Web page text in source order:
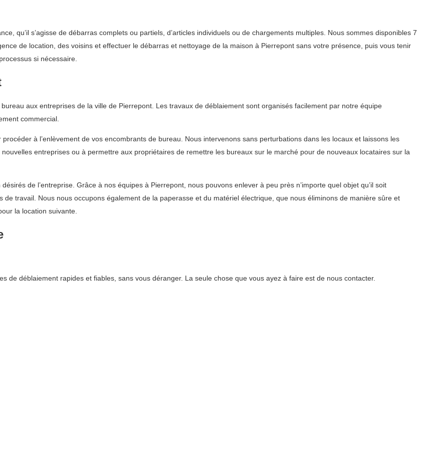
qu’il s’agisse de débarras complets ou partiels, d’articles individuels ou de chargements multiples. Nous sommes disponibles 7
de location, des voisins et effectuer le débarras et nettoyage de la maison à Pierrepont sans votre présence, puis vous tenir
si nécessaire.
aux entreprises de la ville de Pierrepont. Les travaux de déblaiement sont organisés facilement par notre équipe
commercial.
à l’enlèvement de vos encombrants de bureau. Nous intervenons sans perturbations dans les locaux et laissons les
entreprises ou à permettre aux propriétaires de remettre les bureaux sur le marché pour de nouveaux locataires sur la
de l’entreprise. Grâce à nos équipes à Pierrepont, nous pouvons enlever à peu près n’importe quel objet qu’il soit
travail. Nous nous occupons également de la paperasse et du matériel électrique, que nous éliminons de manière sûre et
la location suivante.
de déblaiement rapides et fiables, sans vous déranger. La seule chose que vous ayez à faire est de nous contacter.